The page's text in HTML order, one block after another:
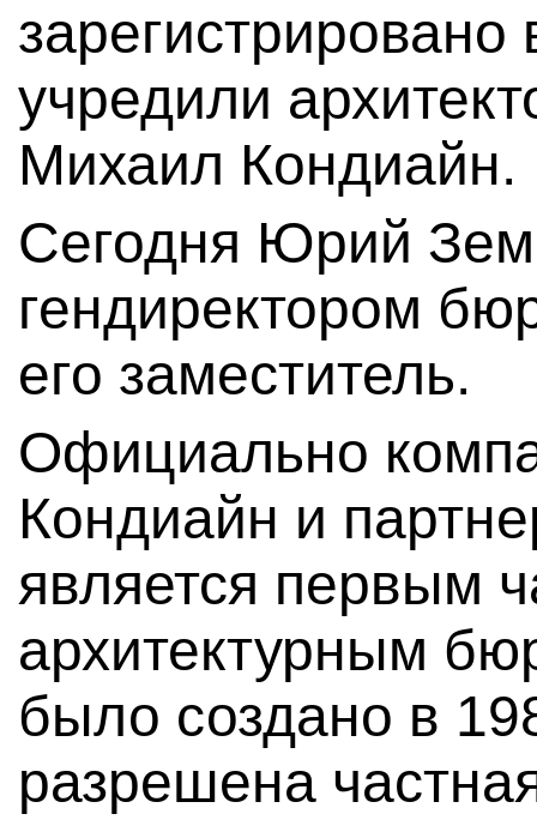
зарегистрировано
учредили
Михаил Кондиайн.
Сегодня Юрий
гендиректором
его заместитель.
Официально
Кондиайн и
является первым
архитектурным
было создано в
разрешена